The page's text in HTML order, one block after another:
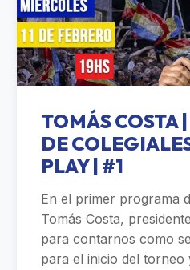
TOMÁS COSTA
DE
PLAY | #1
En el primer programa
Tomás Costa,
para contarnos como
para el inicio del torneo